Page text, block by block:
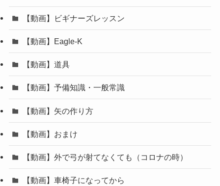
【動画】ビギナーズレッスン
【動画】Eagle-K
【動画】道具
【動画】予備知識・一般常識
【動画】矢の作り方
【動画】おまけ
【動画】外で弓が射てなくても（コロナの時）
【動画】車椅子になってから